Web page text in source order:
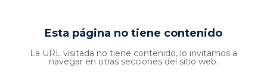
Esta página no tiene contenido
La URL visitada no tiene contenido, lo invitamos a
navegar en otras secciones del sitio web.